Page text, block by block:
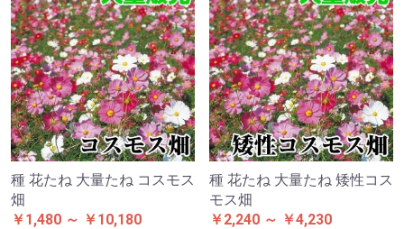
種 花たね 大量たね コスモス
畑
￥1,480 ～ ￥10,180
種 花たね 大量たね 矮性コス
モス畑
￥2,240 ～ ￥4,230